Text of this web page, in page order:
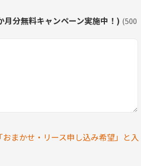
分無料キャンペーン実施中！) (500
まかせ・リース申し込み希望」と入